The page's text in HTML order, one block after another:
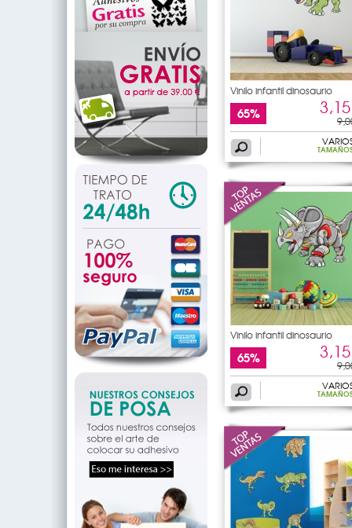
Vinilo infantil dinosaurio
65%
Vinilo infantil dinosaurio
65%